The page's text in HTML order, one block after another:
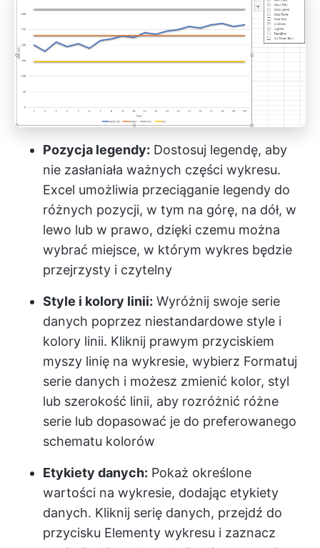
Pozycja legendy: Dostosuj legendę, aby
nie zasłaniała ważnych części wykresu.
Excel umożliwia przeciąganie legendy do
różnych pozycji, w tym na górę, na dół, w
lewo lub w prawo, dzięki czemu można
wybrać miejsce, w którym wykres będzie
przejrzysty i czytelny
Style i kolory linii: Wyróżnij swoje serie
danych poprzez niestandardowe style i
kolory linii. Kliknij prawym przyciskiem
myszy linię na wykresie, wybierz Formatuj
serie danych i możesz zmienić kolor, styl
lub szerokość linii, aby rozróżnić różne
serie lub dopasować je do preferowanego
schematu kolorów
Etykiety danych: Pokaż określone
wartości na wykresie, dodając etykiety
danych. Kliknij serię danych, przejdź do
przycisku Elementy wykresu i zaznacz